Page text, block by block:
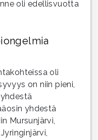
oli edellisvuotta
oli
on niin pieni,
yhdestä
Mursunjärvi,